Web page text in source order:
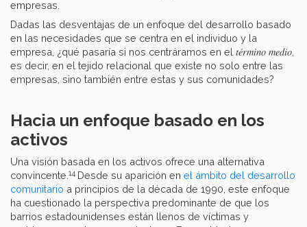
empresas.
Dadas las desventajas de un enfoque del desarrollo basado
en las necesidades que se centra en el individuo y la
empresa, ¿qué pasaría si nos centráramos en el término medio
es decir, en el tejido relacional que existe no solo entre las
empresas, sino también entre estas y sus comunidades?
Hacia un enfoque basado en los
activos
Una visión basada en los activos ofrece una alternativa
convincente. 14 Desde su aparición en el ámbito del desarrollo
comunitario a principios de la década de 1990, este enfoque
ha cuestionado la perspectiva predominante de que los
barrios estadounidenses están llenos de víctimas y